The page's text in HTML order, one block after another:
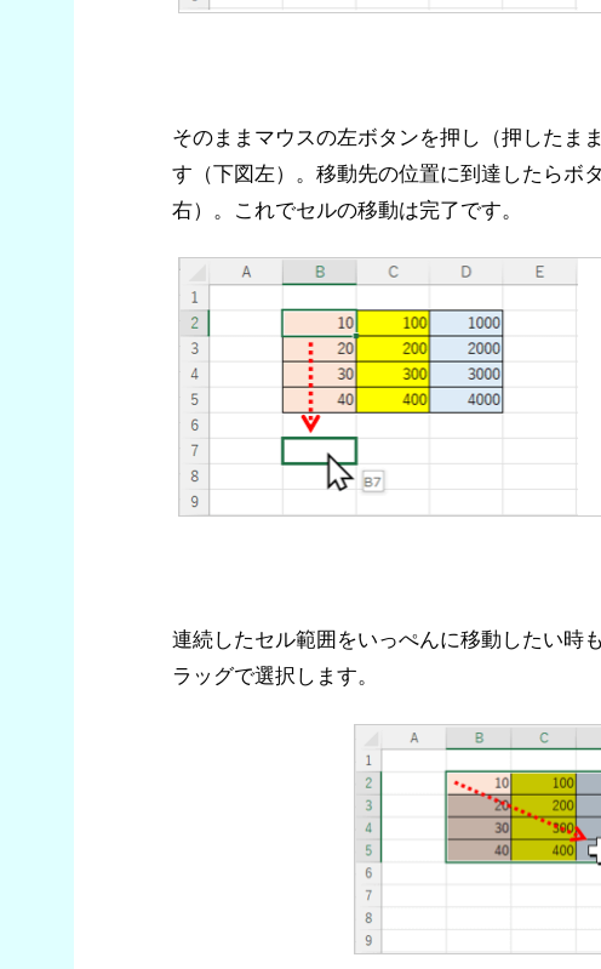
そのままマウスの左ボタンを押し（押したま
す（下図左）。移動先の位置に到達したらボ
右）。これでセルの移動は完了です。
連続したセル範囲をいっぺんに移動したい時
ラッグで選択します。